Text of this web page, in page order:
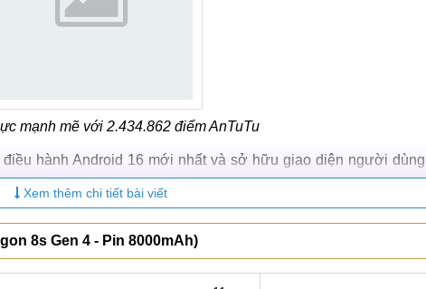
mạnh mẽ với 2.434.862 điểm AnTuTu
hành Android 16 mới nhất và sở hữu giao diện người
sáng tạo, thú vị.
thường xuyên, thiết bị này có thể đồng hành cùng bạn trong
Xem thêm chi tiết bài viết
8s Gen 4 - Pin 8000mAh)